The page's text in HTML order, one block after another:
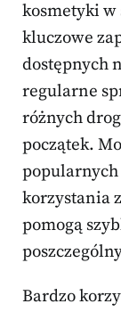
kosmetyki w
kluczowe
dostępnych
regularne
różnych
początek.
popularnych
korzystania
pomogą
Bardzo